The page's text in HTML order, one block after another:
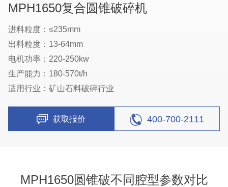
MPH1650复合圆锥破碎机
进料粒度：≤235mm
出料粒度：13-64mm
电机功率：220-250kw
生产能力：180-570t/h
适用行业：矿山石料破碎行业
获取报价 400-700-2111
MPH1650圆锥破不同腔型参数对比